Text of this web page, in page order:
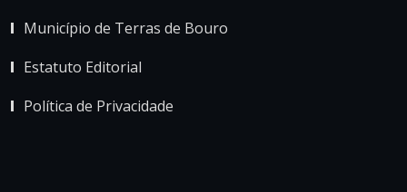
Município de Terras de Bouro
Estatuto Editorial
Política de Privacidade